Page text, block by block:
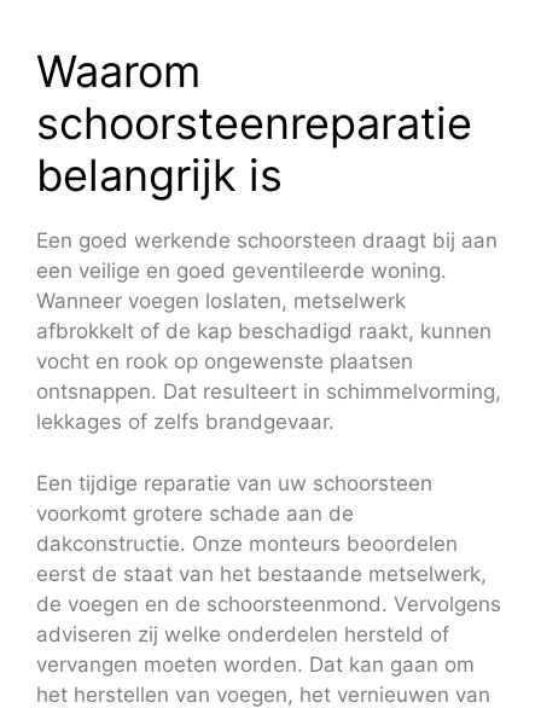
Waarom
schoorsteenreparatie
belangrijk is
Een goed werkende schoorsteen draagt bij aan
een veilige en goed geventileerde woning.
Wanneer voegen loslaten, metselwerk
afbrokkelt of de kap beschadigd raakt, kunnen
vocht en rook op ongewenste plaatsen
ontsnappen. Dat resulteert in schimmelvorming,
lekkages of zelfs brandgevaar.
Een tijdige reparatie van uw schoorsteen
voorkomt grotere schade aan de
dakconstructie. Onze monteurs beoordelen
eerst de staat van het bestaande metselwerk,
de voegen en de schoorsteenmond. Vervolgens
adviseren zij welke onderdelen hersteld of
vervangen moeten worden. Dat kan gaan om
het herstellen van voegen, het vernieuwen van